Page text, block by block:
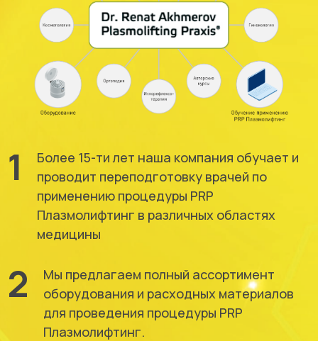
1
Более 15-ти лет наша компания обучает и
проводит переподготовку врачей по
применению процедуры PRP
Плазмолифтинг в различных областях
медицины
2
Мы предлагаем полный ассортимент
оборудования и расходных материалов
для проведения процедуры PRP
Плазмолифтинг.